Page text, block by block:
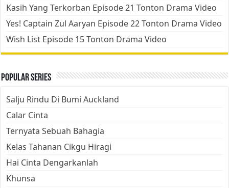
Kasih Yang Terkorban Episode 21 Tonton Drama Video
Yes! Captain Zul Aaryan Episode 22 Tonton Drama Video
Wish List Episode 15 Tonton Drama Video
Popular Series
Salju Rindu Di Bumi Auckland
Calar Cinta
Ternyata Sebuah Bahagia
Kelas Tahanan Cikgu Hiragi
Hai Cinta Dengarkanlah
Khunsa